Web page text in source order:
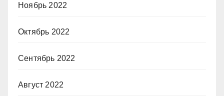
Ноябрь 2022
Октябрь 2022
Сентябрь 2022
Август 2022